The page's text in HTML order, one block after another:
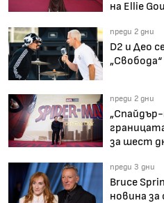
на Ellie
преди 2 дни
D2 и Део
„Свобода“
преди 2 дни
за шест
преди 3 дни
Bruce
новина за